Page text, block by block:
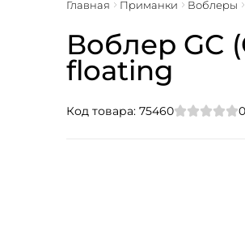
Главная Приманки Воблеры
Воблер GC
floating
Код товара: 75460 0